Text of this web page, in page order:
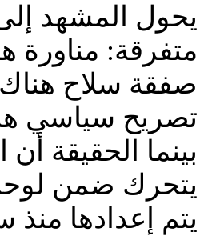
يحول المشهد إلى
متفرقة: مناورة
صفقة سلاح
تصريح سياسي
بينما الحقيقة أن
يتحرك ضمن
يتم إعدادها منذ